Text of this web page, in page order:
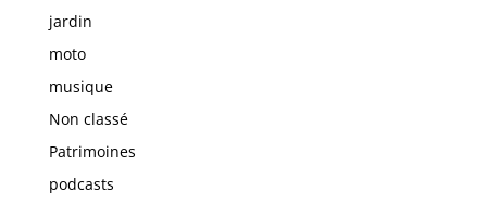
jardin
moto
musique
Non classé
Patrimoines
podcasts